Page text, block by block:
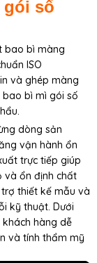
gói số
bao bì màng
ISO
và ghép màng
bì mì gói số
dòng sản
vận hành ổn
trực tiếp giúp
và ổn định chất
thiết kế mẫu và
kỹ thuật. Dưới
hàng dễ
và tính thẩm mỹ